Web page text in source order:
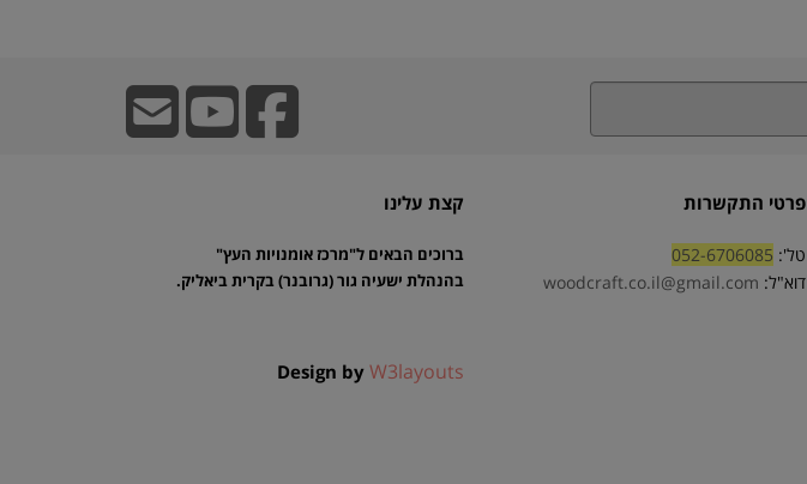
פרטי התקשרות
טל': 052-6706085
דוא"ל: woodcraft.co.il@gmail.com
קצת עלינו
ברוכים הבאים ל"מרכז אומנויות העץ"
בהנהלת ישעיה גור (גרובנר) בקרית ביאליק.
Design by W3layouts